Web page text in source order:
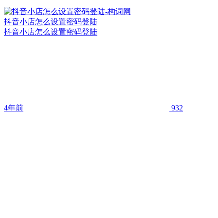
抖音小店怎么设置密码登陆
抖音小店怎么设置密码登陆
4年前 932